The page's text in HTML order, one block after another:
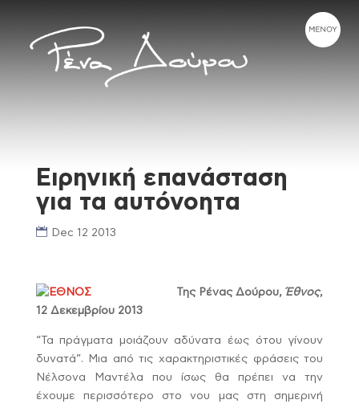
Ειρηνική επανάσταση
για τα αυτόνοητα
Dec 12 2013
Της Ρένας Δούρου,Έθνος,
12 Δεκεμβρίου 2013
“Τα πράγματα μοιάζουν αδύνατα έως ότου γίνουν
δυνατά”. Μια από τις χαρακτηριστικές φράσεις του
Νέλσονα Μαντέλα που ίσως θα πρέπει να την
έχουμε περισσότερο στο νου μας στη σημερινή